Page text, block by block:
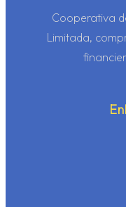
Cooperativa
Limitada,